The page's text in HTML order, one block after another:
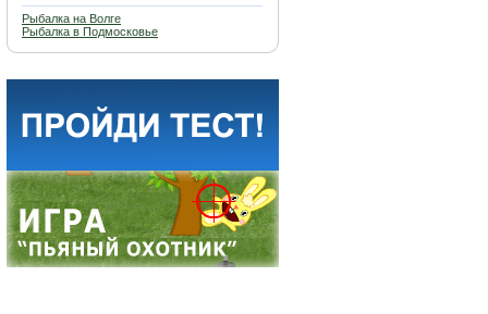
Рыбалка на Волге
Рыбалка в Подмосковье